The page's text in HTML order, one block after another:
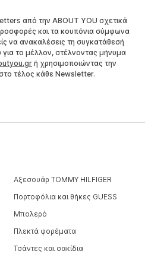
από την ABOUT YOU σχετικά
και τα κουπόνια σύμφωνα
να ανακαλέσεις τη συγκατάθεσή
το μέλλον, στέλνοντας μήνυμα
ή χρησιμοποιώντας την
τέλος κάθε Newsletter.
Αξεσουάρ TOMMY HILFIGER
Πορτοφόλια και θήκες GUESS
Μπολερό
Πλεκτά φορέματα
Τσάντες και σακίδια